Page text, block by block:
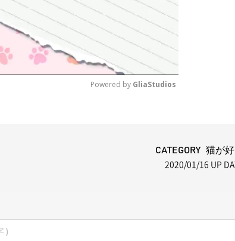
Powered by GliaStudios
CATEGORY 猫が好
2020/01/16 UP